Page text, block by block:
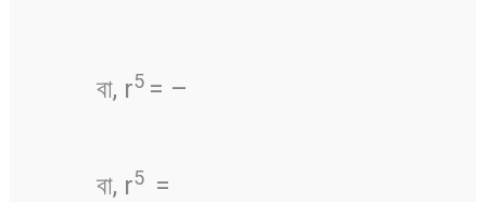
বা, r5 = –
বা, r5 =